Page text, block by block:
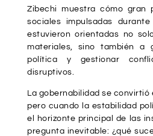
Zibechi muestra cómo gran
sociales impulsadas
estuvieron orientadas no
materiales, sino también a
política y gestionar
disruptivos.
La gobernabilidad se convirtió
pero cuando la estabilidad
el horizonte principal de las
pregunta inevitable: ¿qué